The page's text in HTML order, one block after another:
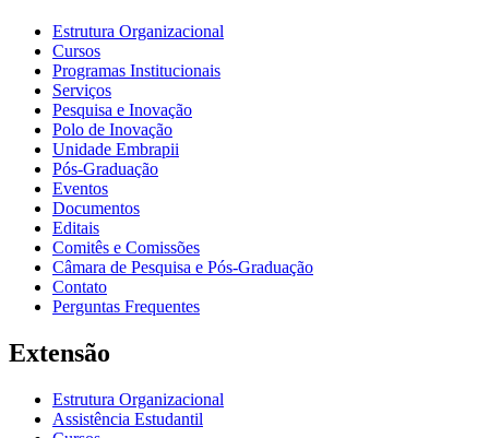
Estrutura Organizacional
Cursos
Programas Institucionais
Serviços
Pesquisa e Inovação
Polo de Inovação
Unidade Embrapii
Pós-Graduação
Eventos
Documentos
Editais
Comitês e Comissões
Câmara de Pesquisa e Pós-Graduação
Contato
Perguntas Frequentes
Extensão
Estrutura Organizacional
Assistência Estudantil